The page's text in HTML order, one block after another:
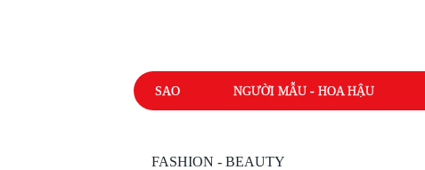
SAO NGƯỜI MẪU - HOA HẬU
FASHION - BEAUTY